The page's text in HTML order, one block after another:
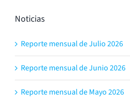
Noticias
Reporte mensual de Julio 2026
Reporte mensual de Junio 2026
Reporte mensual de Mayo 2026